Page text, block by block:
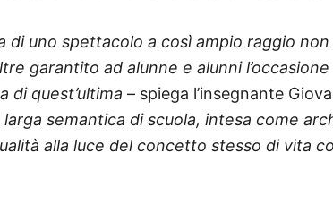
di uno spettacolo a così ampio raggio
garantito ad alunne e alunni
di quest’ultima – spiega l’insegnante
semantica di scuola, intesa come
alla luce del concetto stesso di vita